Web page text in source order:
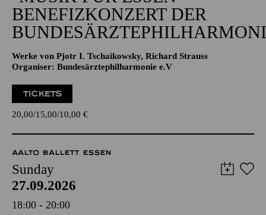
BENEFIZKONZERT DER
Werke von Pjotr I. Tschaikowsky, Richard Strauss
Organiser: Bundesärztephilharmonie e.V
TICKETS
20,00 15,00 10,00 €
AALTO BALLETT ESSEN
Sunday
27.09.2026
18:00 - 20:00